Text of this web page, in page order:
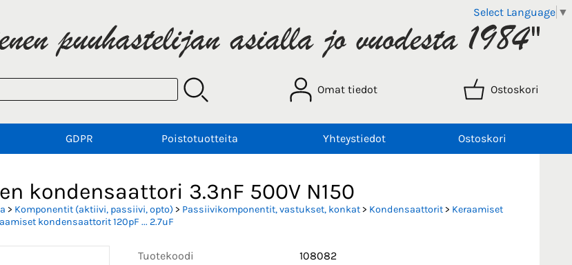
Select Language ▼
Omat tiedot Ostoskori
GDPR Poistotuotteita Yhteystiedot Ostoskori
kondensaattori 3.3nF 500V N150
> Komponentit (aktiivi, passiivi, opto) > Passiivikomponentit, vastukset, konkat> Kondensaattorit> Keraamiset
kondensaattorit 120pF ... 2.7uF
Tuotekoodi
108082